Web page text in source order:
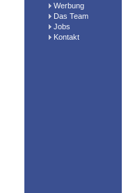
Werbung
Das Team
Jobs
Kontakt